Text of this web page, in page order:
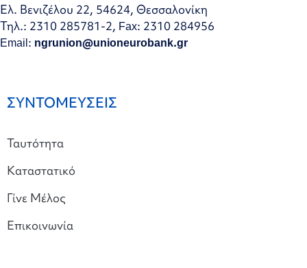
Ελ. Βενιζέλου 22, 54624, Θεσσαλονίκη
Τηλ.: 2310 285781-2, Fax: 2310 284956
Email: ngrunion@unioneurobank.gr
ΣΥΝΤΟΜΕΥΣΕΙΣ
Ταυτότητα
Καταστατικό
Γίνε Μέλος
Επικοινωνία